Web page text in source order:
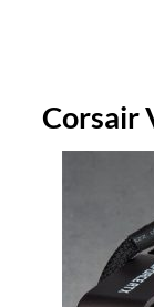
Corsair